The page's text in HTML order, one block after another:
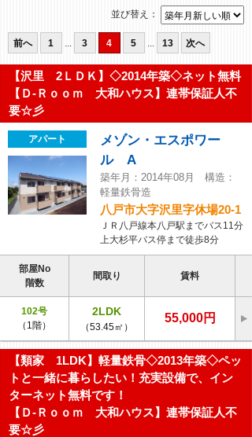
並び替え：
前へ 1 ... 3 4 5 ... 13 次へ
【沢里 2ＬＤＫ】◇2014年築◇ネット無料
【Ｄ-Ｒｏｏｍ 大和ハウス】連帯保証人不
要☆彡
アパート
メゾン・エスポワー
ル A
築年月：2014年08月 構造：
軽量鉄骨造
八戸市大字沢里字休場20-1
ＪＲ八戸線本八戸駅までバス11分
上大杉平バス停まで徒歩8分
部屋No
階数
間取り 賃料
102号
（1階）
2LDK
（53.45㎡）
55,000円
【類家 1LDK】軽量鉄骨◇2013年築◇ペッ
トと一緒に暮らしたい！充実設備で、イン
ターネット無料です！
【Ｄ-Ｒｏｏｍ 大和ハウス】連帯保証人不
要☆彡